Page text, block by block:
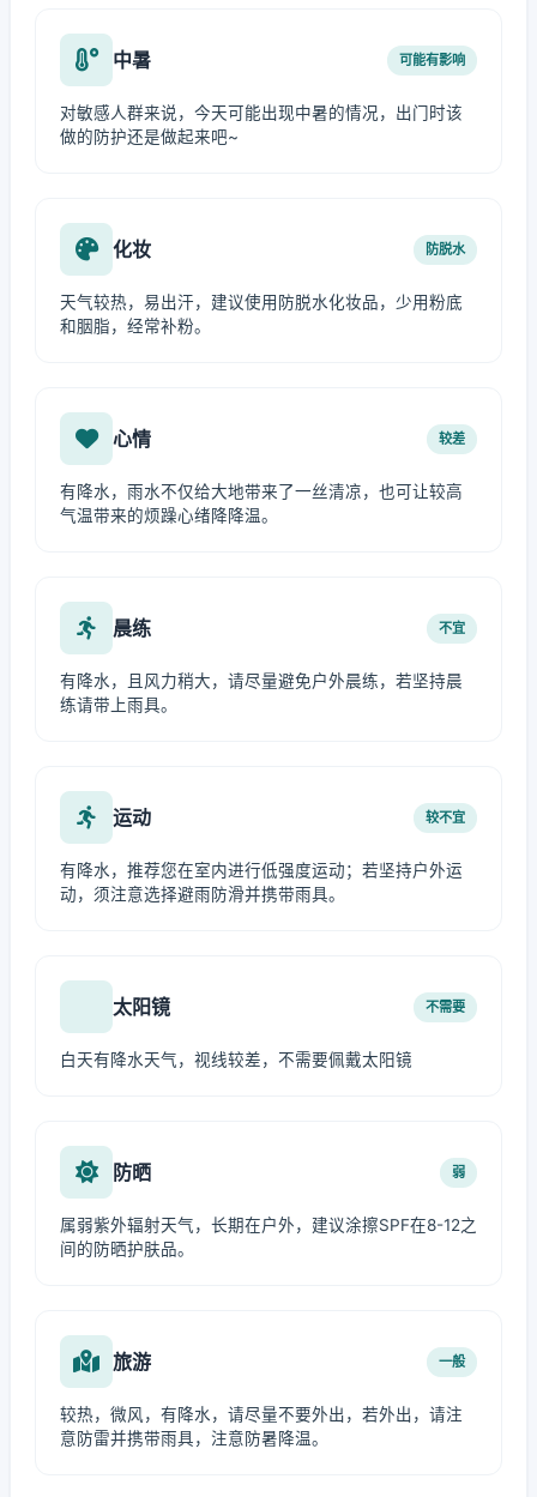
中暑 可能有影响
对敏感人群来说，今天可能出现中暑的情况，出门时该
做的防护还是做起来吧~
化妆 防脱水
天气较热，易出汗，建议使用防脱水化妆品，少用粉底
和胭脂，经常补粉。
心情 较差
有降水，雨水不仅给大地带来了一丝清凉，也可让较高
气温带来的烦躁心绪降降温。
晨练 不宜
有降水，且风力稍大，请尽量避免户外晨练，若坚持晨
练请带上雨具。
运动 较不宜
有降水，推荐您在室内进行低强度运动；若坚持户外运
动，须注意选择避雨防滑并携带雨具。
太阳镜 不需要
白天有降水天气，视线较差，不需要佩戴太阳镜
防晒 弱
属弱紫外辐射天气，长期在户外，建议涂擦SPF在8-12之
间的防晒护肤品。
旅游 一般
较热，微风，有降水，请尽量不要外出，若外出，请注
意防雷并携带雨具，注意防暑降温。